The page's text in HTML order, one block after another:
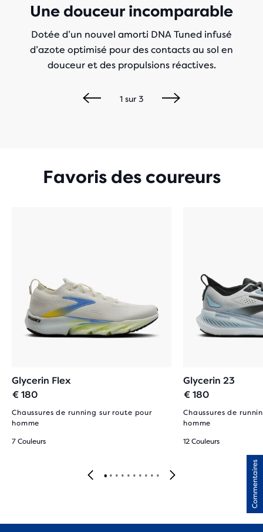
Une douceur incomparable
Dotée d’un nouvel amorti DNA Tuned infusé
d’azote optimisé pour des contacts au sol en
douceur et des propulsions réactives.
1sur 3
Favoris des coureurs
Glycerin Flex
€ 180
Chaussures de running sur route pour
homme
7 Couleurs
Glycerin 23
€ 180
Chaussures de
homme
12 Couleurs
Commentaires